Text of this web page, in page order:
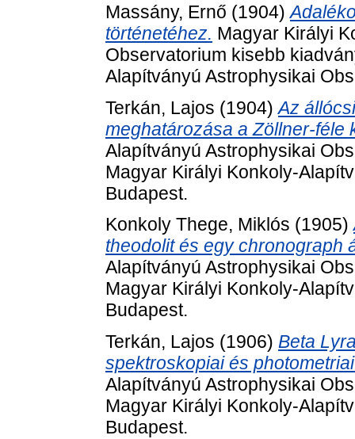
Massány, Ernő (1904)
történetéhez. Magyar Királyi
Observatorium kisebb
Alapítványú Astrophysikai
Terkán, Lajos (1904)Az
meghatározása a Zöllner-féle
Alapítványú Astrophysikai
Magyar Királyi Konkoly-
Budapest.
Konkoly Thege, Miklós (1905)
theodolit és egy chronograph
Alapítványú Astrophysikai
Magyar Királyi Konkoly-
Budapest.
Terkán, Lajos (1906) Beta
spektroskopiai és
Alapítványú Astrophysikai
Magyar Királyi Konkoly-
Budapest.